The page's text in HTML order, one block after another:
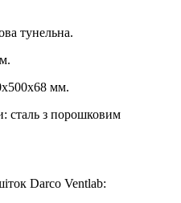
тунельна.
мм.
сталь з порошковим
Darco Ventlab: